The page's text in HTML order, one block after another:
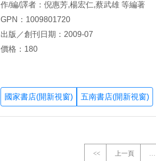
作/編/譯者：倪惠芳,楊宏仁,蔡武雄 等編著
GPN：1009801720
出版／創刊日期：2009-07
價格：180
國家書店(開新視窗) 五南書店(開新視窗)
<< 上一頁